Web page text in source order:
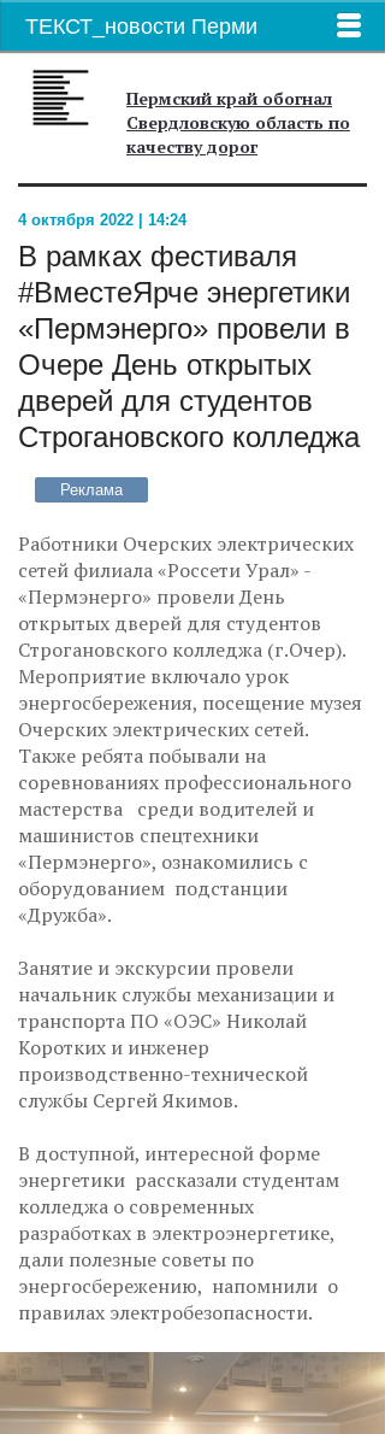
ТЕКСТ_новости Перми
Пермский край обогнал
Свердловскую область по
качеству дорог
4 октября 2022 | 14:24
В рамках фестиваля
#ВместеЯрче энергетики
«Пермэнерго» провели в
Очере День открытых
дверей для студентов
Строгановского колледжа
Реклама
Работники Очерских электрических
сетей филиала «Россети Урал» -
«Пермэнерго» провели День
открытых дверей для студентов
Строгановского колледжа (г.Очер).
Мероприятие включало урок
энергосбережения, посещение музея
Очерских электрических сетей.
Также ребята побывали на
соревнованиях профессионального
мастерства среди водителей и
машинистов спецтехники
«Пермэнерго», ознакомились с
оборудованием подстанции
«Дружба».
Занятие и экскурсии провели
начальник службы механизации и
транспорта ПО «ОЭС» Николай
Коротких и инженер
производственно-технической
службы Сергей Якимов.
В доступной, интересной форме
энергетики рассказали студентам
колледжа о современных
разработках в электроэнергетике,
дали полезные советы по
энергосбережению, напомнили о
правилах электробезопасности.